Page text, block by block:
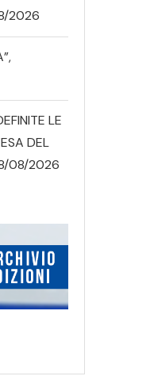
2026
LE
DEL
08/2026